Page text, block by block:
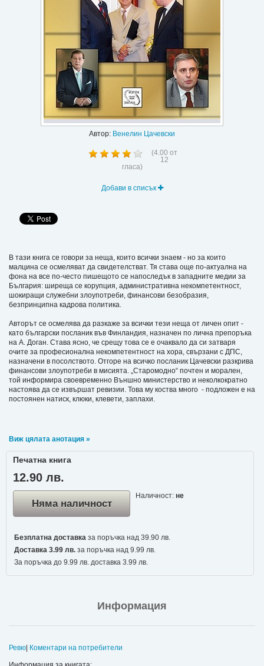
Регистрация
Автор: Венелин Цачевски
(4.00 от
12
гласа)
Добави в списък
В тази книга се говори за неща, които всички знаем - но за които
малцина се осмеляват да свидетелстват. Тя става още по-актуална на
фона на все по-често пишещото се напоследък в западните медии за
България: ширеща се корупция, административна некомпетентност,
шокиращи служебни злоупотреби, финансови безобразия,
безпринципна кадрова политика.
Авторът се осмелява да разкаже за всички тези неща от личен опит -
като български посланик във Финландия, назначен по лична препоръка
на А. Доган. Става ясно, че срещу това се е очаквало да си затваря
очите за професионална некомпетентност на хора, свързани с ДПС,
назначени в посолството. Отгоре на всичко посланик Цачевски разкрива
финансови злоупотреби в мисията. „Старомодно“ почтен и морален,
той информира своевременно Външно министерство и неколкократно
настоява да се извършат ревизии. Това му коства много - подложен е на
постоянен натиск, клюки, клевети, заплахи.
Виж цялата анотация »
Печатна книга
12.90 лв.
Няма наличност
Наличност: не
Безплатна доставказа поръчка над 39.90 лв.
Доставка 3.99 лв.за поръчка над 9.99 лв.
За поръчка до 9.99 лв. доставка 3.99 лв.
Информация
Ревю Коментари на потребители